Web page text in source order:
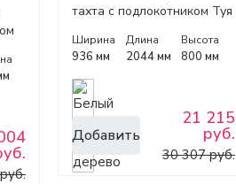
тахта с подлокотником Туя
900
Ширина
936 мм
Длина
2044 мм
Высота
800 мм
Добавить
21 215
руб.
30 307 руб.